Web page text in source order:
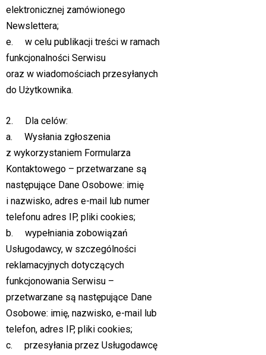
elektronicznej zamówionego
Newslettera;
e. w celu publikacji treści w ramach
funkcjonalności Serwisu
oraz w wiadomościach przesyłanych
do Użytkownika.
2. Dla celów:
a. Wysłania zgłoszenia
z wykorzystaniem Formularza
Kontaktowego – przetwarzane są
następujące Dane Osobowe: imię
i nazwisko, adres e-mail lub numer
telefonu adres IP, pliki cookies;
b. wypełniania zobowiązań
Usługodawcy, w szczególności
reklamacyjnych dotyczących
funkcjonowania Serwisu –
przetwarzane są następujące Dane
Osobowe: imię, nazwisko, e-mail lub
telefon, adres IP, pliki cookies;
c. przesyłania przez Usługodawcę